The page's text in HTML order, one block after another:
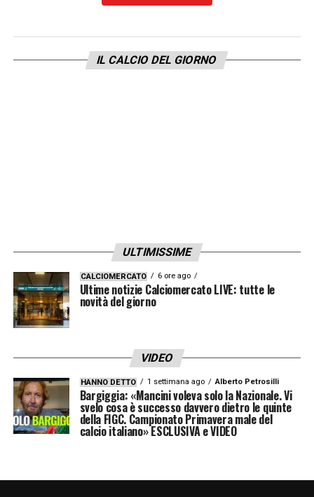
IL CALCIO DEL GIORNO
ULTIMISSIME
CALCIOMERCATO 6 ore ago
Ultime notizie Calciomercato LIVE: tutte le
novità del giorno
VIDEO
HANNO DETTO 1 settimana ago Alberto Petrosilli
Bargiggia: «Mancini voleva solo la Nazionale. Vi
svelo cosa è successo davvero dietro le quinte
della FIGC. Campionato Primavera male del
calcio italiano» ESCLUSIVA e VIDEO